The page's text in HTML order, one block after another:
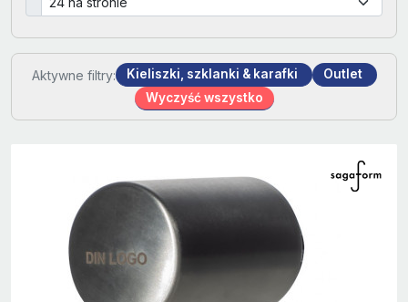
Aktywne filtry: Kieliszki, szklanki & karafki
Outlet
Wyczyść wszystko